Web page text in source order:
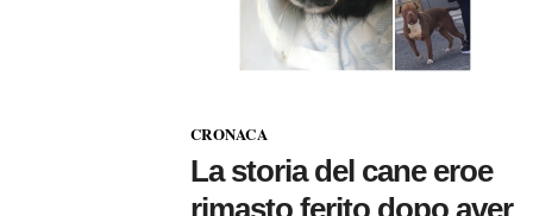
CRONACA
La storia del cane eroe